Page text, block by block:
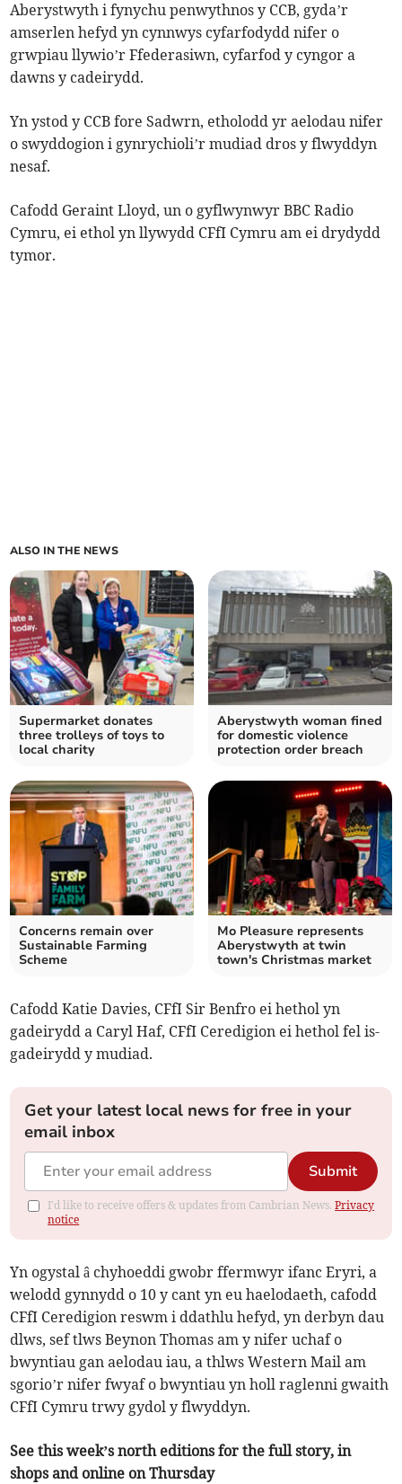
Aberystwyth i fynychu penwythnos y CCB, gyda’r
amserlen hefyd yn cynnwys cyfarfodydd nifer o
grwpiau llywio’r Ffederasiwn, cyfarfod y cyngor a
dawns y cadeirydd.
Yn ystod y CCB fore Sadwrn, etholodd yr aelodau nifer
o swyddogion i gynrychioli’r mudiad dros y flwyddyn
nesaf.
Cafodd Geraint Lloyd, un o gyflwynwyr BBC Radio
Cymru, ei ethol yn llywydd CFfI Cymru am ei drydydd
tymor.
ALSO IN THE NEWS
Supermarket donates
three trolleys of toys to
local charity
Aberystwyth woman fined
for domestic violence
protection order breach
Concerns remain over
Sustainable Farming
Scheme
Mo Pleasure represents
Aberystwyth at twin
town's Christmas market
Cafodd Katie Davies, CFfI Sir Benfro ei hethol yn
gadeirydd a Caryl Haf, CFfI Ceredigion ei hethol fel is-
gadeirydd y mudiad.
Get your latest local news for free in your
email inbox
Submit
I'd like to receive offers & updates from Cambrian News.Privacy
notice
Yn ogystal â chyhoeddi gwobr ffermwyr ifanc Eryri, a
welodd gynnydd o 10 y cant yn eu haelodaeth, cafodd
CFfI Ceredigion reswm i ddathlu hefyd, yn derbyn dau
dlws, sef tlws Beynon Thomas am y nifer uchaf o
bwyntiau gan aelodau iau, a thlws Western Mail am
sgorio’r nifer fwyaf o bwyntiau yn holl raglenni gwaith
CFfI Cymru trwy gydol y flwyddyn.
See this week’s north editions for the full story, in
shops and online on Thursday